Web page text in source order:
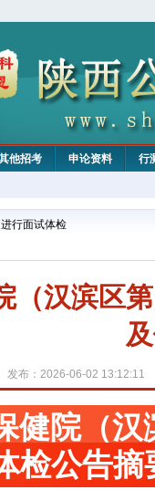
他招考 申论资料
行
进行面试体检
（汉滨区
发布：2026-06-02 13:12:11
健院（
检公告摘